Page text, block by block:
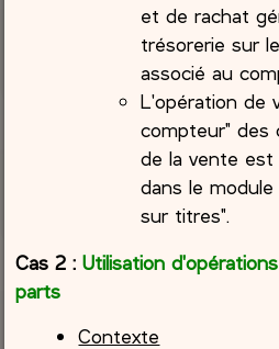
et de rachat
trésorerie sur
associé au
L'opération de
compteur" des
de la vente
dans le
sur titres".
Cas 2 :Utilisation
parts
Contexte